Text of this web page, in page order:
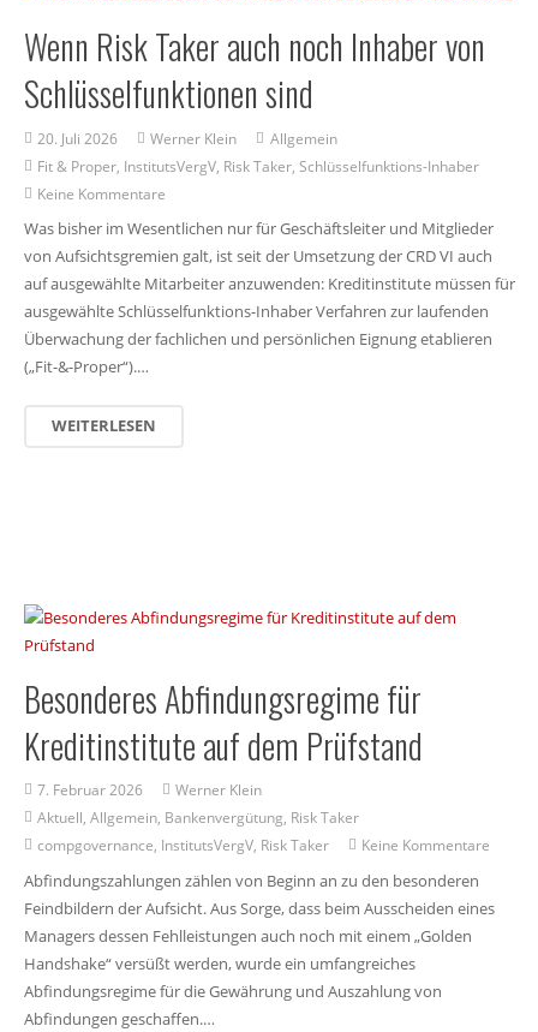
Wenn Risk Taker auch noch Inhaber von
Schlüsselfunktionen sind
20. Juli 2026 Werner Klein
Allgemein
Fit & Proper InstitutsVergV Risk Taker Schlüsselfunktions-Inhaber
Keine Kommentare
Was bisher im Wesentlichen nur für Geschäftsleiter und Mitglieder
von Aufsichtsgremien galt, ist seit der Umsetzung der CRD VI auch
auf ausgewählte Mitarbeiter anzuwenden: Kreditinstitute müssen für
ausgewählte Schlüsselfunktions-Inhaber Verfahren zur laufenden
Überwachung der fachlichen und persönlichen Eignung etablieren
(„Fit-&-Proper“).…
WEITERLESEN
Besonderes Abfindungsregime für
Kreditinstitute auf dem Prüfstand
7. Februar 2026
Werner Klein
Aktuell ,Allgemein Bankenvergütung Risk Taker
compgovernance InstitutsVergV Risk Taker Keine Kommentare
Abfindungszahlungen zählen von Beginn an zu den besonderen
Feindbildern der Aufsicht. Aus Sorge, dass beim Ausscheiden eines
Managers dessen Fehlleistungen auch noch mit einem „Golden
Handshake“ versüßt werden, wurde ein umfangreiches
Abfindungsregime für die Gewährung und Auszahlung von
Abfindungen geschaffen.…